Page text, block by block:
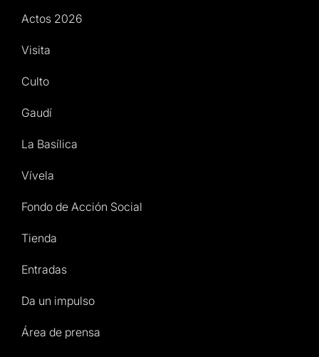
Actos 2026
Visita
Culto
Gaudí
La Basílica
Vívela
Fondo de Acción Social
Tienda
Entradas
Da un impulso
Área de prensa